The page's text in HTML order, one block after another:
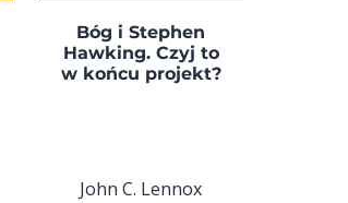
Bóg i Stephen
Hawking. Czyj to
w końcu projekt?
John C. Lennox